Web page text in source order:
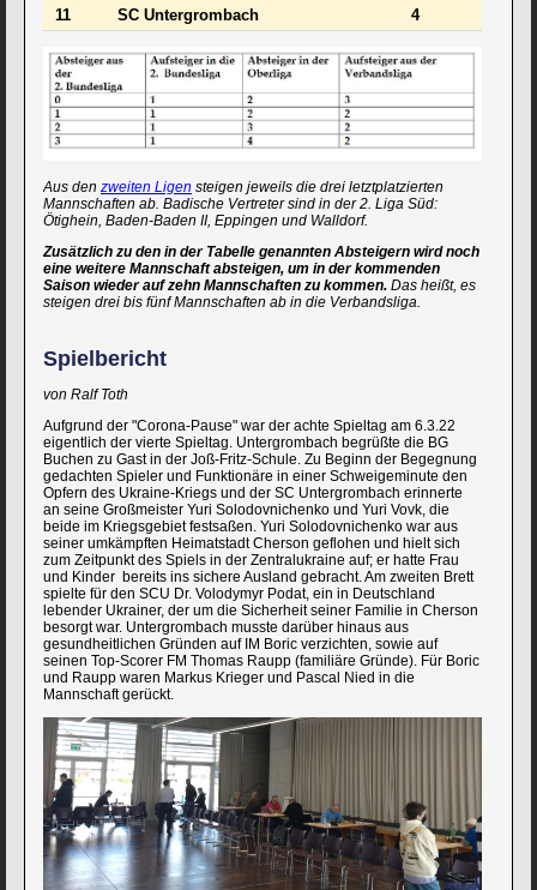
11
SC Untergrombach 4
Aus den zweiten Ligen steigen jeweils die drei letztplatzierten
Mannschaften ab. Badische Vertreter sind in der 2. Liga Süd:
Ötighein, Baden-Baden II, Eppingen und Walldorf.
Zusätzlich zu den in der Tabelle genannten Absteigern wird noch
eine weitere Mannschaft absteigen, um in der kommenden
Saison wieder auf zehn Mannschaften zu kommen. Das heißt, es
steigen drei bis fünf Mannschaften ab in die Verbandsliga.
Spielbericht
von Ralf Toth
Aufgrund der "Corona-Pause" war der achte Spieltag am 6.3.22
eigentlich der vierte Spieltag. Untergrombach begrüßte die BG
Buchen zu Gast in der Joß-Fritz-Schule. Zu Beginn der Begegnung
gedachten Spieler und Funktionäre in einer Schweigeminute den
Opfern des Ukraine-Kriegs und der SC Untergrombach erinnerte
an seine Großmeister Yuri Solodovnichenko und Yuri Vovk, die
beide im Kriegsgebiet festsaßen. Yuri Solodovnichenko war aus
seiner umkämpften Heimatstadt Cherson geflohen und hielt sich
zum Zeitpunkt des Spiels in der Zentralukraine auf; er hatte Frau
und Kinder bereits ins sichere Ausland gebracht. Am zweiten Brett
spielte für den SCU Dr. Volodymyr Podat, ein in Deutschland
lebender Ukrainer, der um die Sicherheit seiner Familie in Cherson
besorgt war. Untergrombach musste darüber hinaus aus
gesundheitlichen Gründen auf IM Boric verzichten, sowie auf
seinen Top-Scorer FM Thomas Raupp (familiäre Gründe). Für Boric
und Raupp waren Markus Krieger und Pascal Nied in die
Mannschaft gerückt.